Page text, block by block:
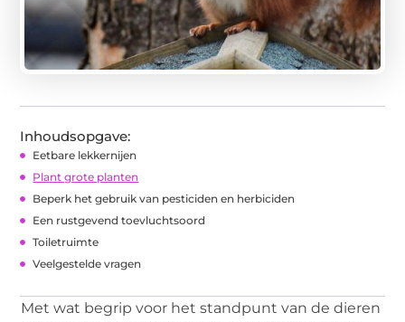
Inhoudsopgave:
Eetbare lekkernijen
Plant grote planten
Beperk het gebruik van pesticiden en herbiciden
Een rustgevend toevluchtsoord
Toiletruimte
Veelgestelde vragen
Met wat begrip voor het standpunt van de dieren